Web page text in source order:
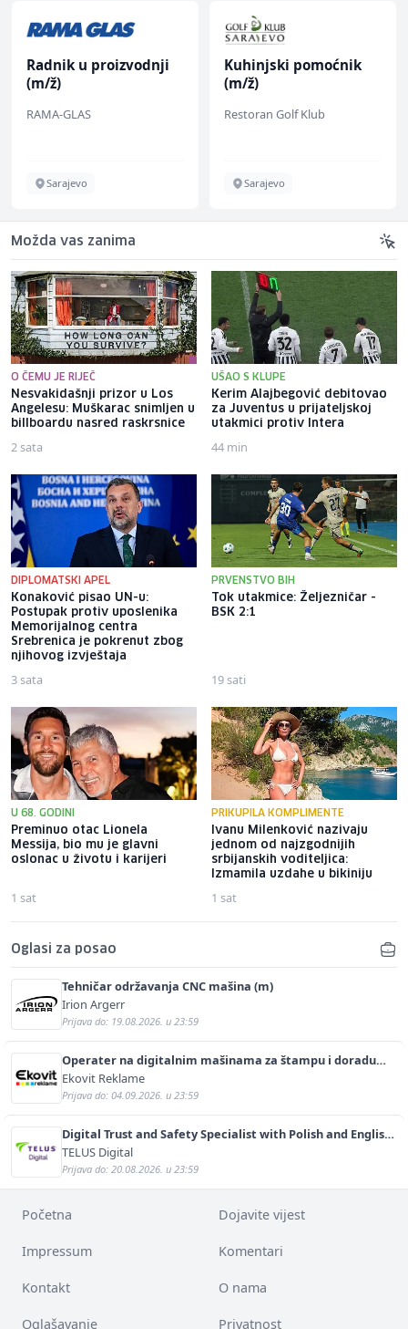
Radnik u proizvodnji
(m/ž)
RAMA-GLAS
Sarajevo
Kuhinjski pomoćnik
(m/ž)
Restoran Golf Klub
Sarajevo
Možda vas zanima
O ČEMU JE RIJEČ
Nesvakidašnji prizor u Los
Angelesu: Muškarac snimljen u
billboardu nasred raskrsnice
2 sata
UŠAO S KLUPE
Kerim Alajbegović debitovao
za Juventus u prijateljskoj
utakmici protiv Intera
44 min
DIPLOMATSKI APEL
Konaković pisao UN-u:
Postupak protiv uposlenika
Memorijalnog centra
Srebrenica je pokrenut zbog
njihovog izvještaja
3 sata
PRVENSTVO BIH
Tok utakmice: Željezničar -
BSK 2:1
19 sati
U 68. GODINI
Preminuo otac Lionela
Messija, bio mu je glavni
oslonac u životu i karijeri
1 sat
PRIKUPILA KOMPLIMENTE
Ivanu Milenković nazivaju
jednom od najzgodnijih
srbijanskih voditeljica:
Izmamila uzdahe u bikiniju
1 sat
Oglasi za posao
Tehničar održavanja CNC mašina (m)
Irion Argerr
Prijava do: 19.08.2026. u 23:59
Operater na digitalnim mašinama za štampu i doradu
(m/ž)
Ekovit Reklame
Prijava do: 04.09.2026. u 23:59
Digital Trust and Safety Specialist with Polish and English
(m/f)
TELUS Digital
Prijava do: 20.08.2026. u 23:59
Početna Dojavite vijest
Impressum Komentari
Kontakt O nama
Oglašavanje Privatnost